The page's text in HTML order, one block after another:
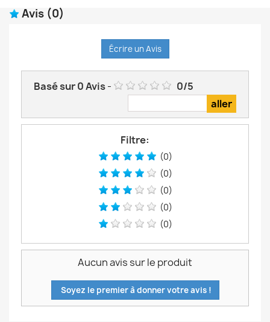
Avis (0)
Écrire un Avis
Basé sur0Avis- 0/5
Filtre:
(0)
(0)
(0)
(0)
(0)
Aucun avis sur le produit
Soyez le premier à donner votre avis !